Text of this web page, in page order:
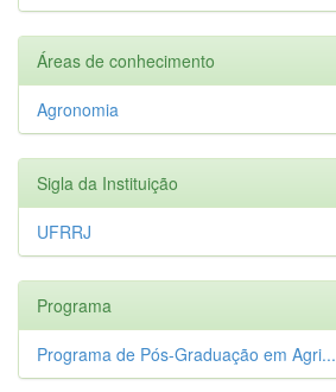
Áreas de conhecimento
Agronomia
Sigla da Instituição
UFRRJ
Programa
Programa de Pós-Graduação em Agri...